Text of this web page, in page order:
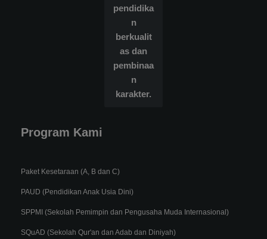
pendidika
n
berkualit
as dan
pembinaa
n
karakter.
Program Kami
Paket Kesetaraan (A, B dan C)
PAUD (Pendidikan Anak Usia Dini)
SPPMI (Sekolah Pemimpin dan Pengusaha Muda Internasional)
SQuAD (Sekolah Qur'an dan Adab dan Diniyah)